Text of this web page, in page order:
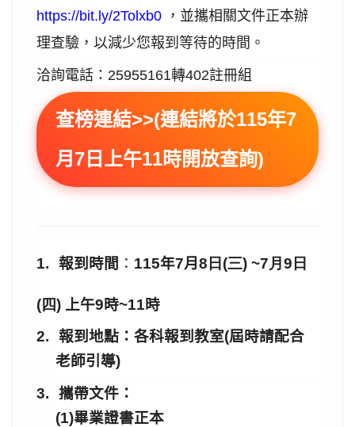
https://bit.ly/2Tolxb0 ，並攜相關文件正本辦
理查驗，以減少您報到等待的時間。
洽詢電話：25955161轉402註冊組
查榜連結>>(連結將於115年7
月7日上午11時開放查詢)
1. 報到時間 ： 115年7月 8 日(三) ~7月9日
(四) 上午9時~11時
2.
報到地點：各科報到教室(屆時請配合
老師引導)
3.
攜帶文件：
(1)畢業證書正本